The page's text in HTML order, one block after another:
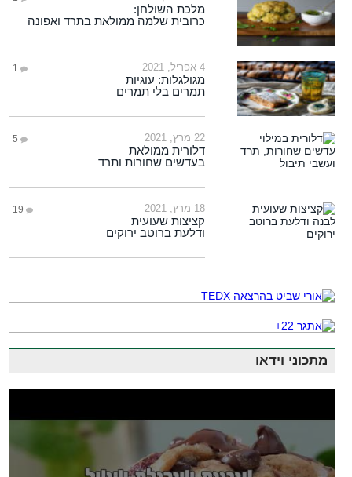
מלכת השולחן:
כרובית שלמה ממולאת בתרד ואפונה
4 אפריל, 2021 1
מגולגלות: עוגיות
תמרים בלי תמרים
22 מרץ, 2021 5
דלורית ממולאת
בעדשים שחורות ותרד
18 מרץ, 2021 19
קציצות שעועית
ודלעת ברוטב ירוקים
מתכוני וידאו